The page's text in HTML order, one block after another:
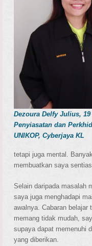
Dezoura Delfy Julius, 19
Penyiasatan dan
UNIKOP, Cyberjaya KL
tetapi juga mental.
membuatkan saya
Selain daripada masalah
saya juga menghadapi
awalnya. Cabaran belajar
memang tidak mudah,
supaya dapat memenuhi
yang diberikan.